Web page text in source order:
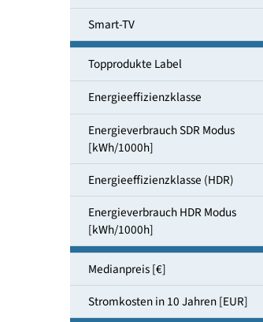
HDR-Modus
Bildwiederholfrequenz [Hz]
Smart-TV
Topprodukte Label
Energieeffizienzklasse
Energieverbrauch SDR Modus
[kWh/1000h]
Energieeffizienzklasse (HDR)
Energieverbrauch HDR Modus
[kWh/1000h]